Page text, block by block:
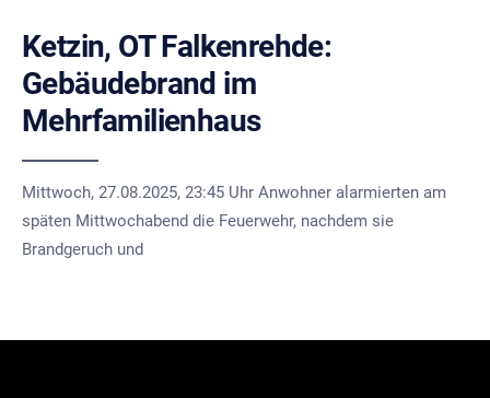
Ketzin, OT Falkenrehde:
Gebäudebrand im
Mehrfamilienhaus
Mittwoch, 27.08.2025, 23:45 Uhr Anwohner alarmierten am
späten Mittwochabend die Feuerwehr, nachdem sie
Brandgeruch und